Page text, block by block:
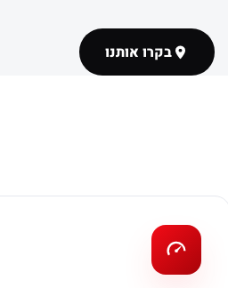
בקרו אותנו